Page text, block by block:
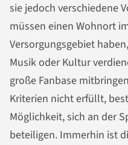
sie jedoch verschiedene
müssen einen Wohnort
Versorgungsgebiet
Musik oder Kultur
große Fanbase
Kriterien nicht erfüllt,
Möglichkeit, sich an der
beteiligen. Immerhin ist